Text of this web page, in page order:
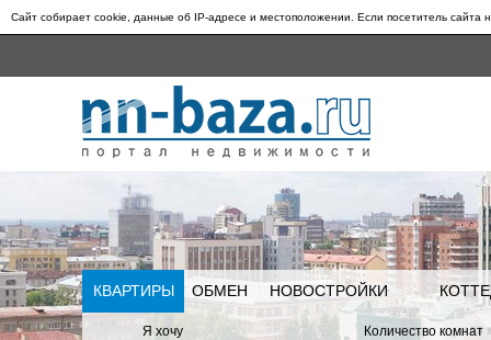
Сайт собирает cookie, данные об IP-адресе и местоположении. Если посетитель сайта
КВАРТИРЫ ОБМЕН НОВОСТРОЙКИ
Я хочу
Количество комнат